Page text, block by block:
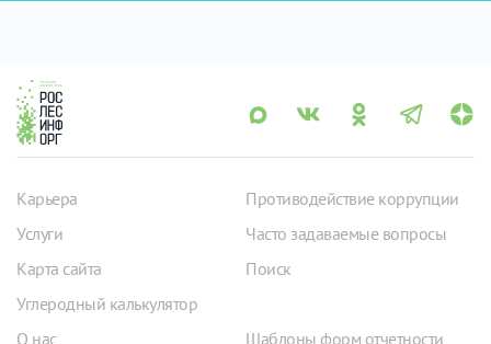
Карьера
Услуги
Карта сайта
Углеродный калькулятор
Противодействие коррупции
Часто задаваемые вопросы
Поиск
О нас
Шаблоны форм отчетности